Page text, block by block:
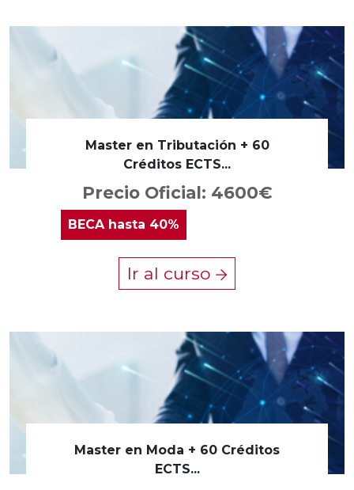
Master en Tributación + 60
Créditos ECTS...
Precio Oficial: 4600€
BECA hasta 40%
Ir al curso
Master en Moda + 60 Créditos
ECTS...